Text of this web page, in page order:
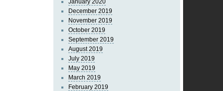
January 2020
December 2019
November 2019
October 2019
September 2019
August 2019
July 2019
May 2019
March 2019
February 2019